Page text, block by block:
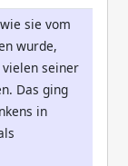
sie vom
wurde,
seiner
Das ging
in